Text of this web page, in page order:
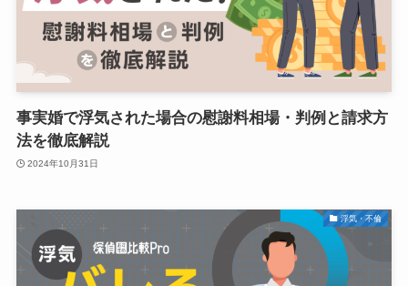
事実婚で浮気された場合の慰謝料相場・判例と請求方
法を徹底解説
2024年10月31日
浮気・不倫